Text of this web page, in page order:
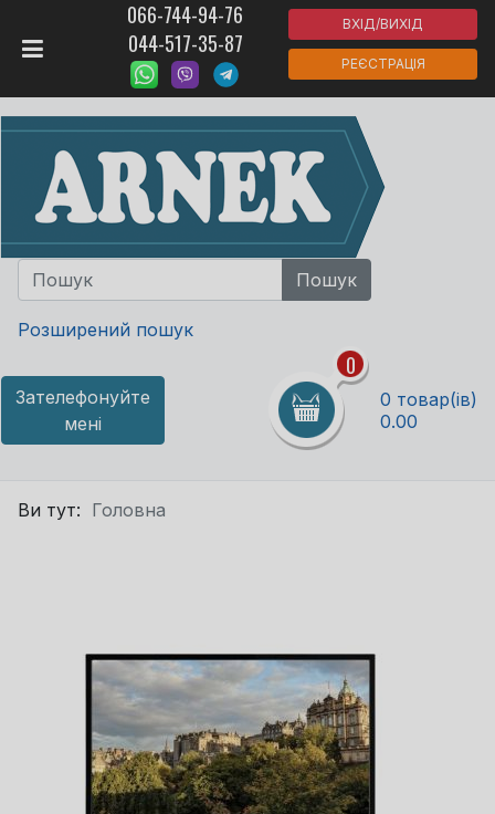
066-744-94-76
044-517-35-87
ВХІД/ВИХІД
РЕЄСТРАЦІЯ
Розширений пошук
Зателефонуйте
мені
0
0 товар(ів)
0.00
Ви тут: Головна